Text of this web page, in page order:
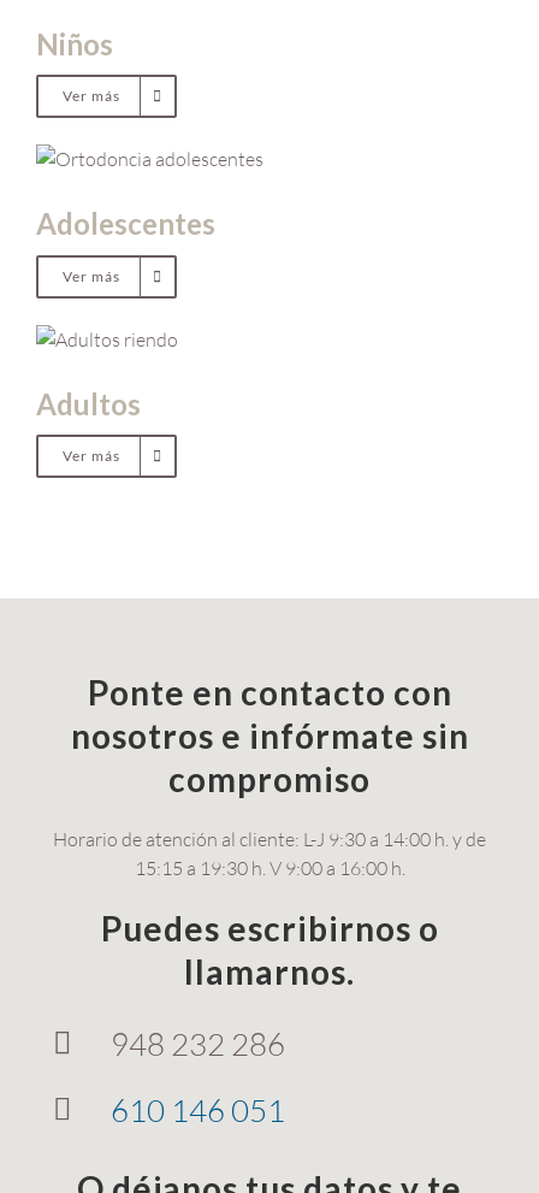
Niños
Ver más
Adolescentes
Ver más
Adultos
Ver más
Ponte en contacto con
nosotros e infórmate sin
compromiso
Horario de atención al cliente: L-J 9:30 a 14:00 h. y de
15:15 a 19:30 h. V 9:00 a 16:00 h.
Puedes escribirnos o
llamarnos.
948 232 286
610 146 051